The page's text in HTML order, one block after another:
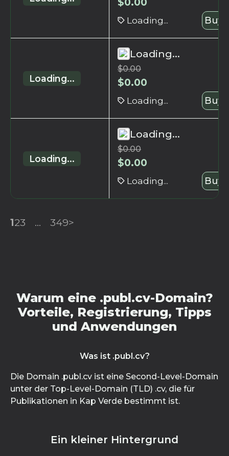
Loading... Buy
Loading...
Loading...
$0.00
$0.00
Loading... Buy
Loading...
Loading...
$0.00
$0.00
Loading... Buy
123 ... 349>
Warum eine .publ.cv-Domain?
Vorteile, Registrierung, Tipps
und Anwendungen
Was ist .publ.cv?
Die Domain .publ.cv ist eine Second-Level-Domain
unter der Top-Level-Domain (TLD) .cv, die für
Publikationen in Kap Verde bestimmt ist.
Ein kleiner Hintergrund